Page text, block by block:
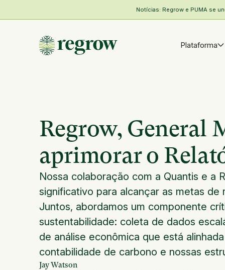
Notícias: Regrow e PUMA se
Plataforma
Regrow, General
aprimorar o
Nossa colaboração com a Quantis e a
significativo para alcançar as metas de
Juntos, abordamos um componente
sustentabilidade: coleta de dados
de análise econômica que está
contabilidade de carbono e nossas
Jay Watson